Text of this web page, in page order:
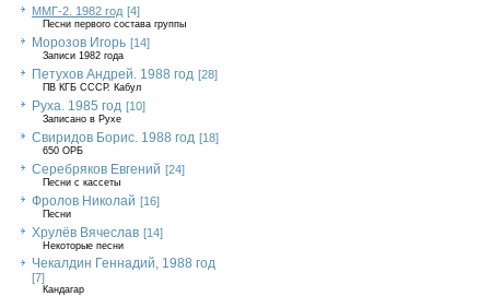
ММГ-2. 1982 год [4]
Песни первого состава группы
Морозов Игорь [14]
Записи 1982 года
Петухов Андрей. 1988 год [28]
ПВ КГБ СССР. Кабул
Руха. 1985 год [10]
Записано в Рухе
Свиридов Борис. 1988 год [18]
650 ОРБ
Серебряков Евгений [24]
Песни с кассеты
Фролов Николай [16]
Песни
Хрулёв Вячеслав [14]
Некоторые песни
Чекалдин Геннадий, 1988 год
[7]
Кандагар